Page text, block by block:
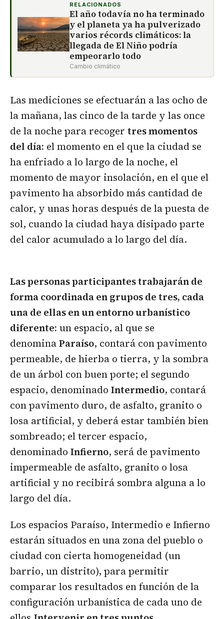
RELACIONADOS
El año todavía no ha terminado
y el planeta ya ha pulverizado
varios récords climáticos: la
llegada de El Niño podría
empeorarlo todo
Cambio climático
Las mediciones se efectuarán a las ocho de
la mañana, las cinco de la tarde y las once
de la noche para recoger tres momentos
del día: el momento en el que la ciudad se
ha enfriado a lo largo de la noche, el
momento de mayor insolación, en el que el
pavimento ha absorbido más cantidad de
calor, y unas horas después de la puesta de
sol, cuando la ciudad haya disipado parte
del calor acumulado a lo largo del día.
Las personas participantes trabajarán de
forma coordinada en grupos de tres, cada
una de ellas en un entorno urbanístico
diferente: un espacio, al que se
denominaParaíso, contará con pavimento
permeable, de hierba o tierra, y la sombra
de un árbol con buen porte; el segundo
espacio, denominado Intermedio, contará
con pavimento duro, de asfalto, granito o
losa artificial, y deberá estar también bien
sombreado; el tercer espacio,
denominado Infierno, será de pavimento
impermeable de asfalto, granito o losa
artificial y no recibirá sombra alguna a lo
largo del día.
Los espacios Paraíso, Intermedio e Infierno
estarán situados en una zona del pueblo o
ciudad con cierta homogeneidad (un
barrio, un distrito), para permitir
comparar los resultados en función de la
configuración urbanística de cada uno de